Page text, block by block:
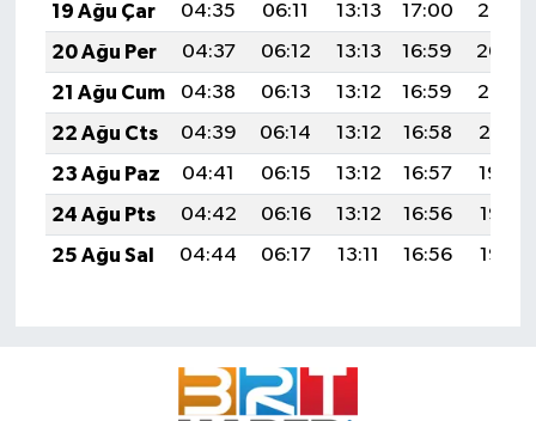
19 Ağu Çar
04:35 06:11 13:13 17:00
20:05
20 Ağu Per
04:37 06:12 13:13 16:59
20:04
21 Ağu Cum
04:38 06:13 13:12 16:59
20:02
22 Ağu Cts
04:39 06:14 13:12 16:58
20:01
23 Ağu Paz
04:41 06:15 13:12 16:57
19:59
24 Ağu Pts
04:42 06:16 13:12 16:56
19:58
25 Ağu Sal
04:44 06:17 13:11 16:56 19:56